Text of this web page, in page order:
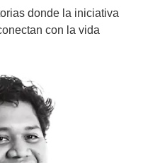
donde la iniciativa
con la vida